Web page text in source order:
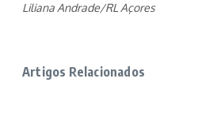
Liliana Andrade/RL Açores
Artigos Relacionados